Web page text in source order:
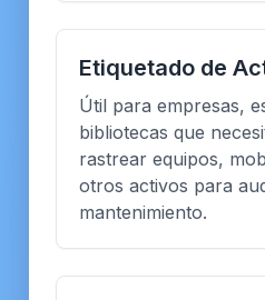
Etiquetado de
Útil para empresas,
bibliotecas que
rastrear equipos,
otros activos para
mantenimiento.